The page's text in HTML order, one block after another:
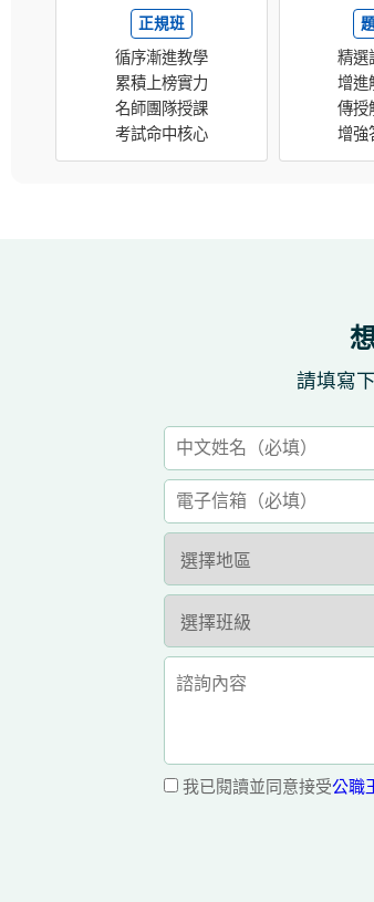
正規班
循序漸進教學
累積上榜實力
名師團隊授課
考試命中核心
精選
增進
傳授
增強
請填寫
我已閱讀並同意接受公職